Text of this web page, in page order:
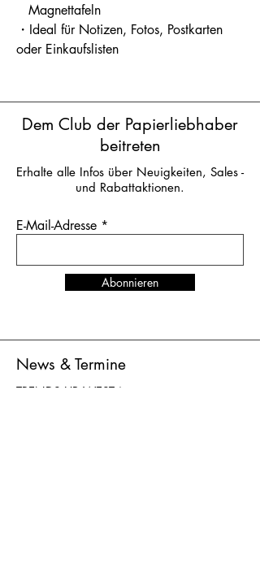
Magnettafeln
・Ideal für Notizen, Fotos, Postkarten
oder Einkaufslisten
Dem Club der Papierliebhaber
beitreten
Erhalte alle Infos über Neuigkeiten, Sales -
und Rabattaktionen.
E-Mail-Adresse
Abonnieren
News & Termine
TRENDS UP WEST in